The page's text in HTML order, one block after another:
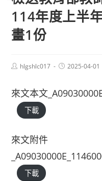
114年度上半
畫1份
Posthlgshlc017
Post2025-04-01
來文本文
下載
來文附件
下載